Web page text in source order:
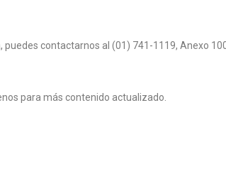
contactarnos al (01) 741-1119, Anexo
para más contenido actualizado.